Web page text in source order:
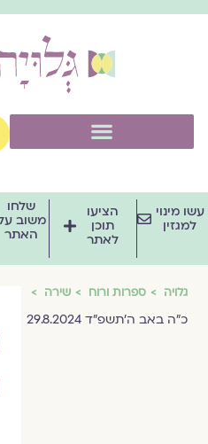
מינוי
למגזין
הציעו
תוכן
לאתר
שלחו
משוב על
האתר
גלויה ספרות ורוח שירה
כ״ה באב ה׳תשפ״ד 29.8.2024